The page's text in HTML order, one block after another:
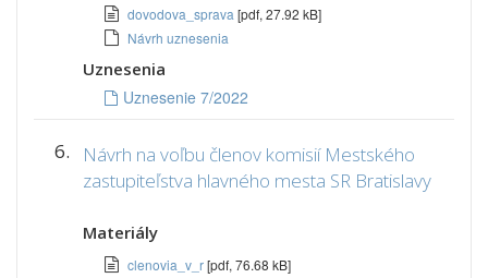
dovodova_sprava [pdf, 27.92 kB]
Návrh uznesenia
Uznesenia
Uznesenie 7/2022
6.
Návrh na voľbu členov komisií Mestského
zastupiteľstva hlavného mesta SR Bratislavy
Materiály
clenovia_v_r[pdf, 76.68 kB]